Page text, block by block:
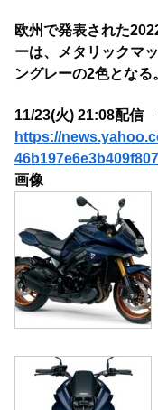
欧州で発表された
ーは、メタリックマ
ングレーの2色となる
11/23(火) 21:08配信
https://
画像